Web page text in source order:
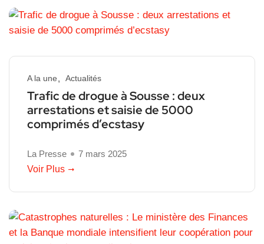
A la une Actualités
Trafic de drogue à Sousse : deux
arrestations et saisie de 5000
comprimés d’ecstasy
La Presse
7 mars 2025
Voir Plus